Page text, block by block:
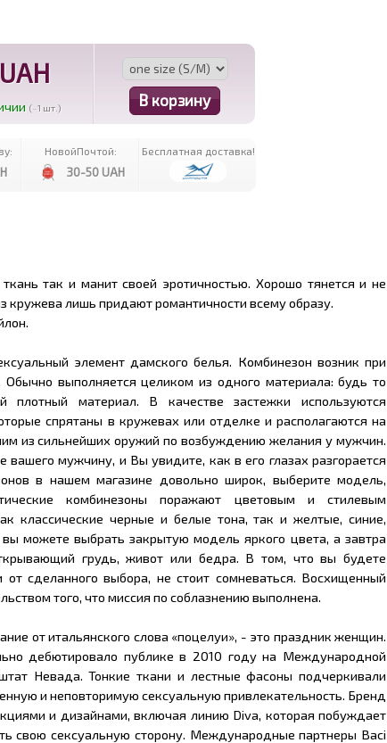
(~1 шт.)
НовойПочтой:
30-50 UAH
Бесплатная доставка!
так и манит своей эротичностью. Хорошо тянется и не
кружева лишь придают романтичности всему образу.
элемент дамского белья. Комбинезон возник при
выполняется целиком из одного материала: будь то
плотный материал. В качестве застежки используются
спрятаны в кружевах или отделке и располагаются на
из сильнейших оружий по возбуждению желания у мужчин.
вашего мужчину, и Вы увидите, как в его глазах разгорается
в нашем магазине довольно широк, выберите модель,
комбинезоны поражают цветовым и стилевым
классические черные и белые тона, так и желтые, синие,
можете выбрать закрытую модель яркого цвета, а завтра
грудь, живот или бедра. В том, что вы будете
от сделанного выбора, не стоит сомневаться. Восхищенный
того, что миссия по соблазнению выполнена.
от итальянского слова «поцелуи», - это праздник женщин.
дебютировало публике в 2010 году на Международной
Невада. Тонкие ткани и лестные фасоны подчеркивали
и неповторимую сексуальную привлекательность. Бренд
и дизайнами, включая линию Diva, которая побуждает
свою сексуальную сторону. Международные партнеры Baci